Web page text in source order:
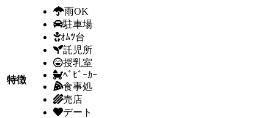
特徴
雨OK
駐車場
ｵﾑﾂ台
託児所
授乳室
ﾍﾞﾋﾞｰｶｰ
食事処
売店
デート